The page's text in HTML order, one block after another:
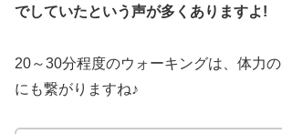
でしていたという声が多くありますよ!
20～30分程度のウォーキングは、体力
にも繋がりますね♪